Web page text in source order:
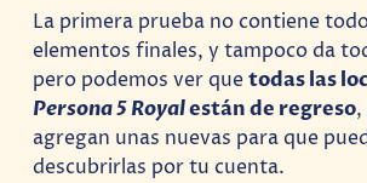
La primera prueba no contiene
elementos finales, y tampoco da
pero podemos ver quetodas las
Persona 5 Royalestán de regreso
agregan unas nuevas para que
descubrirlas por tu cuenta.